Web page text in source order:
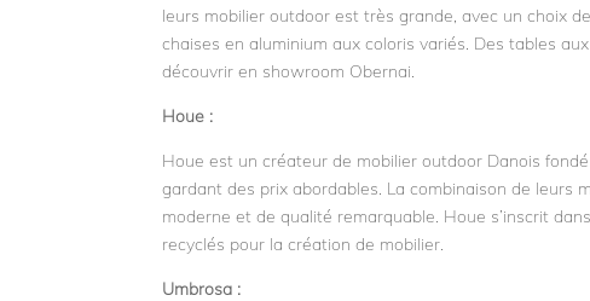
leurs mobilier outdoor est très grande, avec un choix
chaises en aluminium aux coloris variés. Des tables
découvrir en showroom Obernai.
Houe :
Houe est un créateur de mobilier outdoor Danois
gardant des prix abordables. La combinaison de leurs
moderne et de qualité remarquable. Houe s’inscrit
recyclés pour la création de mobilier.
Umbrosa :